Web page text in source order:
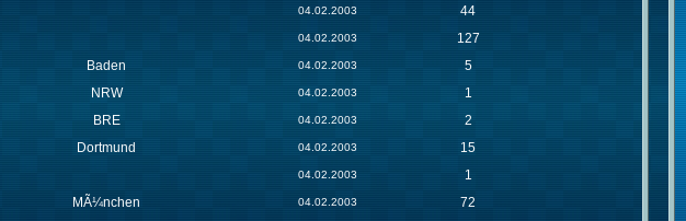
04.02.2003
44
04.02.2003
127
Baden 04.02.2003
5
NRW 04.02.2003
1
BRE 04.02.2003
2
Dortmund 04.02.2003
15
04.02.2003
1
MÃ¼nchen 04.02.2003
72